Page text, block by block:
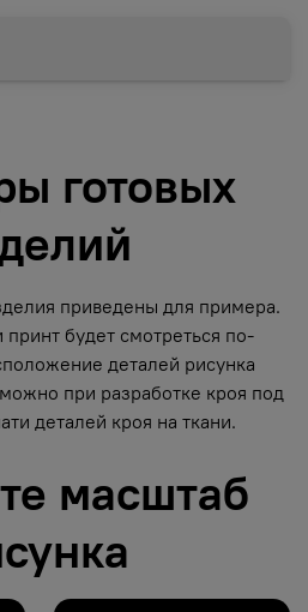
готовых
приведены для примера.
будет смотреться по-
деталей рисунка
при разработке кроя под
деталей кроя на ткани.
масштаб